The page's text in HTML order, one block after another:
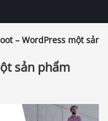
– WordPress một sản
sản phẩm